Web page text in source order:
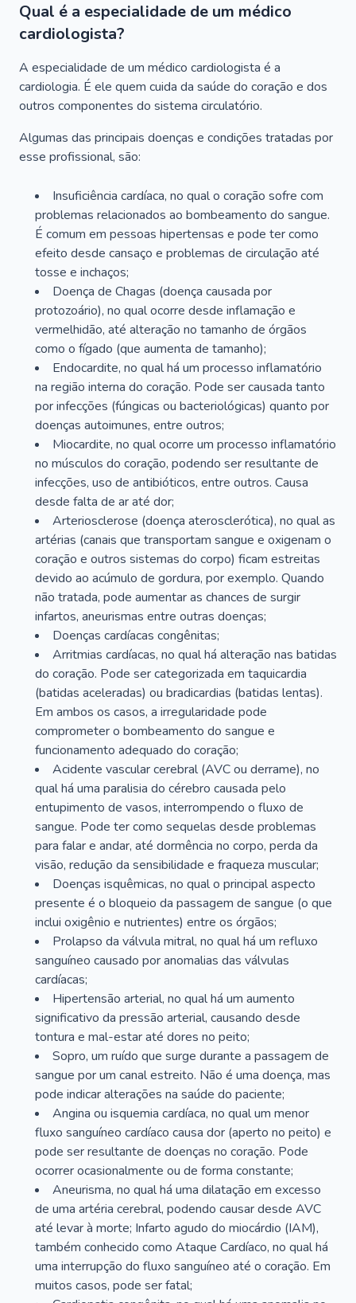
Qual é a especialidade de um médico
cardiologista?
A especialidade de um médico cardiologista é a
cardiologia. É ele quem cuida da saúde do coração e dos
outros componentes do sistema circulatório.
Algumas das principais doenças e condições tratadas por
esse profissional, são:
Insuficiência cardíaca, no qual o coração sofre com
problemas relacionados ao bombeamento do sangue.
É comum em pessoas hipertensas e pode ter como
efeito desde cansaço e problemas de circulação até
tosse e inchaços;
Doença de Chagas (doença causada por
protozoário), no qual ocorre desde inflamação e
vermelhidão, até alteração no tamanho de órgãos
como o fígado (que aumenta de tamanho);
Endocardite, no qual há um processo inflamatório
na região interna do coração. Pode ser causada tanto
por infecções (fúngicas ou bacteriológicas) quanto por
doenças autoimunes, entre outros;
Miocardite, no qual ocorre um processo inflamatório
no músculos do coração, podendo ser resultante de
infecções, uso de antibióticos, entre outros. Causa
desde falta de ar até dor;
Arteriosclerose (doença aterosclerótica), no qual as
artérias (canais que transportam sangue e oxigenam o
coração e outros sistemas do corpo) ficam estreitas
devido ao acúmulo de gordura, por exemplo. Quando
não tratada, pode aumentar as chances de surgir
infartos, aneurismas entre outras doenças;
Doenças cardíacas congênitas;
Arritmias cardíacas, no qual há alteração nas batidas
do coração. Pode ser categorizada em taquicardia
(batidas aceleradas) ou bradicardias (batidas lentas).
Em ambos os casos, a irregularidade pode
comprometer o bombeamento do sangue e
funcionamento adequado do coração;
Acidente vascular cerebral (AVC ou derrame), no
qual há uma paralisia do cérebro causada pelo
entupimento de vasos, interrompendo o fluxo de
sangue. Pode ter como sequelas desde problemas
para falar e andar, até dormência no corpo, perda da
visão, redução da sensibilidade e fraqueza muscular;
Doenças isquêmicas, no qual o principal aspecto
presente é o bloqueio da passagem de sangue (o que
inclui oxigênio e nutrientes) entre os órgãos;
Prolapso da válvula mitral, no qual há um refluxo
sanguíneo causado por anomalias das válvulas
cardíacas;
Hipertensão arterial, no qual há um aumento
significativo da pressão arterial, causando desde
tontura e mal-estar até dores no peito;
Sopro, um ruído que surge durante a passagem de
sangue por um canal estreito. Não é uma doença, mas
pode indicar alterações na saúde do paciente;
Angina ou isquemia cardíaca, no qual um menor
fluxo sanguíneo cardíaco causa dor (aperto no peito) e
pode ser resultante de doenças no coração. Pode
ocorrer ocasionalmente ou de forma constante;
Aneurisma, no qual há uma dilatação em excesso
de uma artéria cerebral, podendo causar desde AVC
até levar à morte; Infarto agudo do miocárdio (IAM),
também conhecido como Ataque Cardíaco, no qual há
uma interrupção do fluxo sanguíneo até o coração. Em
muitos casos, pode ser fatal;